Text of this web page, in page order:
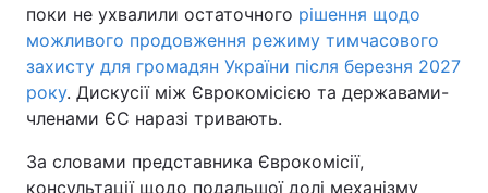
поки не ухвалили остаточного рішення щодо
можливого продовження режиму тимчасового
захисту для громадян України після березня 2027
року. Дискусії між Єврокомісією та державами-
членами ЄС наразі тривають.
За словами представника Єврокомісії,
консультації щодо подальшої долі механізму